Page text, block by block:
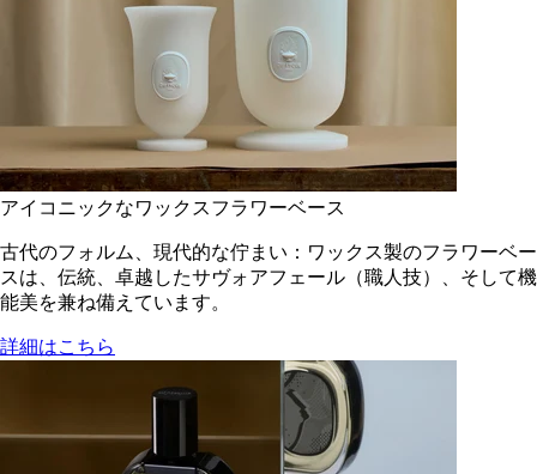
アイコニックなワックスフラワーベース
古代のフォルム、現代的な佇まい：ワックス製のフラワーベー
スは、伝統、卓越したサヴォアフェール（職人技）、そして機
能美を兼ね備えています。
詳細はこちら